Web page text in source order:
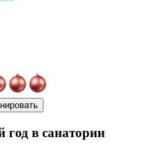
в санатории